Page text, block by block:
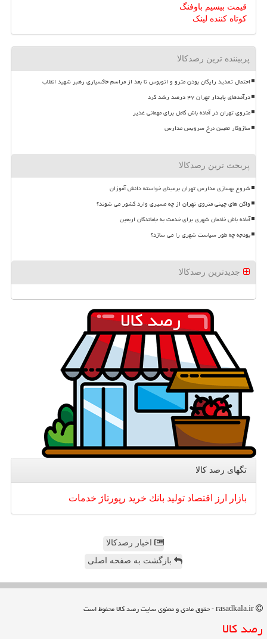
قیمت بیسیم باوفنگ
کوتاه کننده لینک
پربیننده ترین رصدکالا
احتمال تمدید رایگان بودن مترو و اتوبوس تا بعد از مراسم خاکسپاری رهبر شهید انقلاب
درآمدهای پایدار تهران ۴۷ درصد رشد کرد
متروی تهران در آماده باش کامل برای مهمانی غدیر
سازوکار تعیین نرخ سرویس مدارس
پربحث ترین رصدکالا
شروع بهسازی مدارس تهران برمبنای خواسته دانش آموزان
واگن های چینی متروی تهران از چه مسیری وارد کشور می شوند؟
آماده باش خادمان شهری برای خدمت به جاماندگان اربعین
بودجه چه طور سیاست شهری را می سازد؟
جدیدترین رصدکالا
تگهای رصد كالا
بازار ارز اقتصاد تولید بانك خرید رپورتاژ خدمات
اخبار رصدکالا
بازگشت به صفحه اصلی
رصد كالا